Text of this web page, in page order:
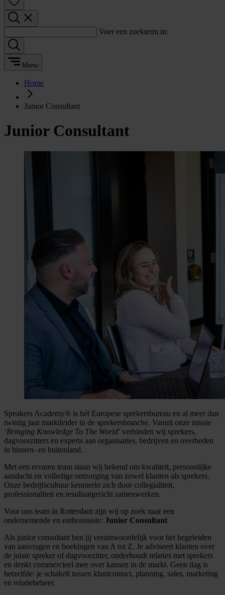
Voer een zoekterm in:
Menu
Home
Junior Consultant
Junior Consultant
Speakers Academy® is hét Europese sprekersbureau en al meer dan
twintig jaar marktleider in de sprekersbranche. Vanuit onze missie
‘Bringing Knowledge To The World’ verbinden wij sprekers,
dagvoorzitters en experts aan organisaties, bedrijven en overheden
in binnen- en buitenland.
Met een ervaren team staan wij bekend om kwaliteit, persoonlijke
aandacht en volledige ontzorging van zowel klanten als sprekers.
Onze bedrijfscultuur kenmerkt zich door collegialiteit,
professionaliteit en resultaatgericht samenwerken.
Voor ons team in Rotterdam zijn wij op zoek naar een
ondernemende en enthousiaste: Junior Consultant
Als junior consultant ben jij verantwoordelijk voor het begeleiden
van aanvragen en boekingen van A tot Z. Je adviseert klanten over
de juiste spreker of dagvoorzitter, onderhoudt relaties met sprekers
en denkt commercieel mee over kansen in de markt. Geen dag is
hetzelfde: je schakelt tussen klantcontact, planning, sales, marketing
en relatiebeheer.